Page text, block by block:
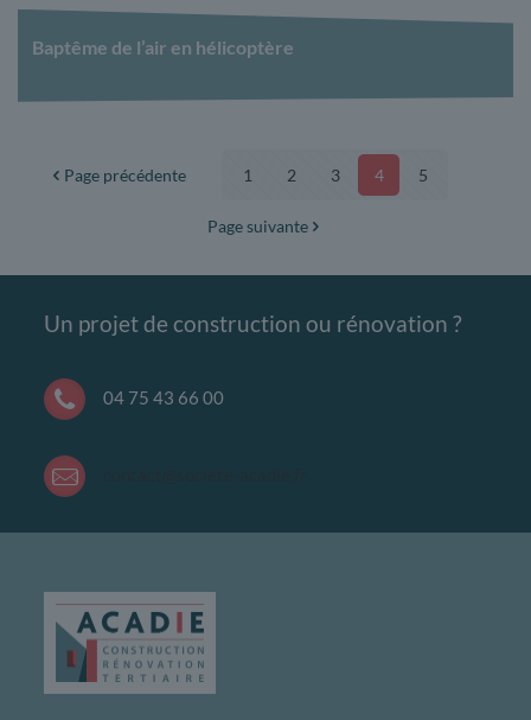
Baptême de l’air en hélicoptère
Page précédente 1 2 3 4 5
Page suivante
Un projet de construction ou rénovation ?
04 75 43 66 00